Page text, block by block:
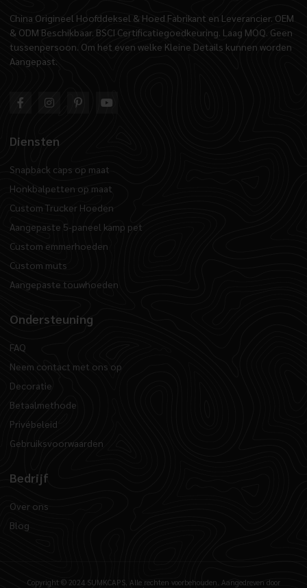
China Origineel Hoofddeksel & Hoed Fabrikant en Leverancier. OEM
& ODM Beschikbaar. BSCI Certificatiegoedkeuring. Laag MOQ. Geen
tussenpersoon. Om het even welke Kleine Details kunnen worden
Aangepast.
Diensten
Snapback caps op maat
Honkbalpetten op maat
Custom Trucker Hoeden
Aangepaste 5-paneel kamp pet
Custom emmerhoeden
Custom muts
Aangepaste touwhoeden
Ondersteuning
FAQ
Neem contact met ons op
Decoratie
Betaalmethode
Privébeleid
Gebruiksvoorwaarden
Bedrijf
Over ons
Blog
Copyright © 2024 SUMKCAPS, Alle rechten voorbehouden. Aangedreven door